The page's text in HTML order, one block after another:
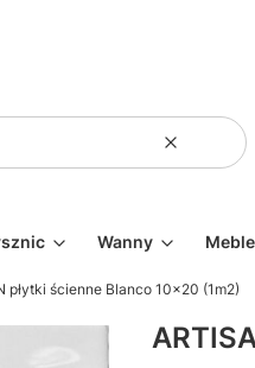
Wyczyść
Wanny Meble
płytki ścienne Blanco 10x20 (1m2)